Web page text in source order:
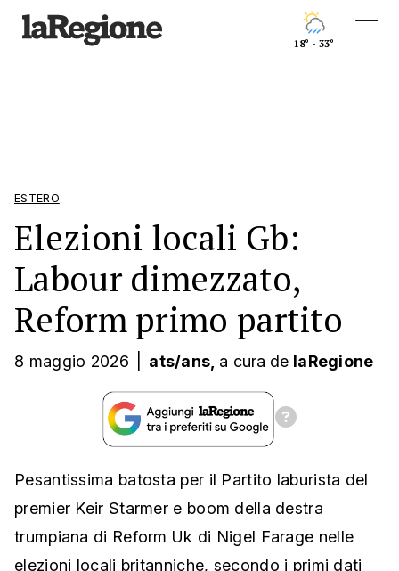
18° - 33°
ESTERO
Elezioni locali Gb:
Labour dimezzato,
Reform primo partito
8 maggio 2026 ats/ans, a cura de laRegione
Pesantissima batosta per il Partito laburista del
premier Keir Starmer e boom della destra
trumpiana di Reform Uk di Nigel Farage nelle
elezioni locali britanniche, secondo i primi dati